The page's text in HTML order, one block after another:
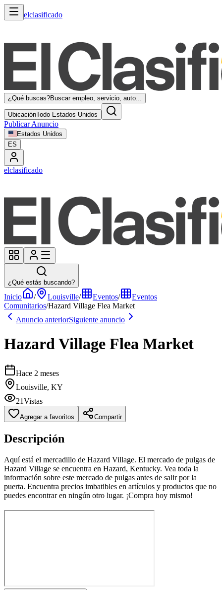
elclasificado
¿Qué buscas?Buscar empleo, servicio, auto...
UbicaciónTodo Estados Unidos
Publicar Anuncio
Estados Unidos
ES
elclasificado
¿Qué estás buscando?
Inicio / Louisville/ Eventos/
Eventos
Comunitarios/Hazard Village Flea Market
Anuncio anteriorSiguiente anuncio
Hazard Village Flea Market
Hace 2 meses
Louisville, KY
21Vistas
Agregar a favoritos Compartir
Descripción
Aquí está el mercadillo de Hazard Village. El mercado de pulgas de
Hazard Village se encuentra en Hazard, Kentucky. Vea toda la
información sobre este mercado de pulgas antes de salir por la
puerta. Encuentra precios imbatibles en artículos y productos que no
puedes encontrar en ningún otro lugar. ¡Compra hoy mismo!